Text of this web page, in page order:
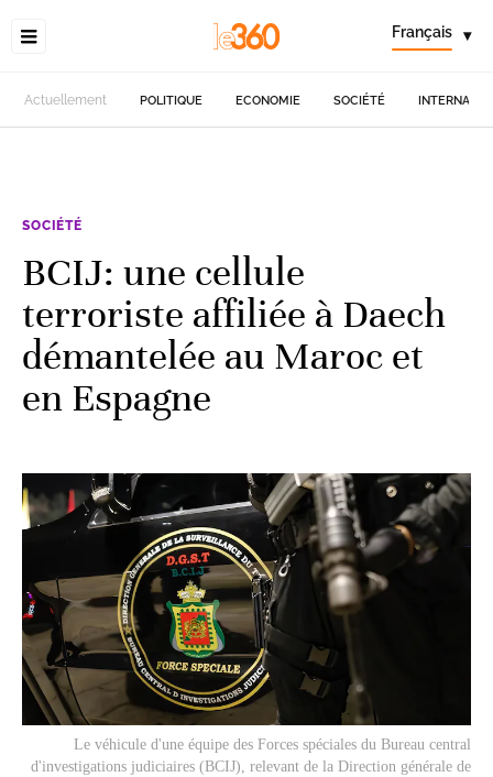
Français ▾
Actuellement POLITIQUE ECONOMIE SOCIÉTÉ
SOCIÉTÉ
BCIJ: une cellule
terroriste affiliée à Daech
démantelée au Maroc et
en Espagne
Le véhicule d'une équipe des Forces spéciales du Bureau central
d'investigations judiciaires (BCIJ), relevant de la Direction générale de